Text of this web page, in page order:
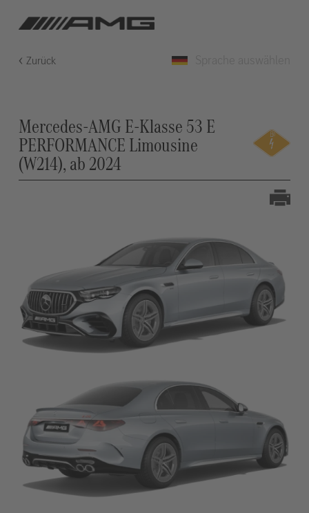
Zurück
Mercedes-AMG E-Klasse 53 E
PERFORMANCE Limousine
(W214), ab 2024